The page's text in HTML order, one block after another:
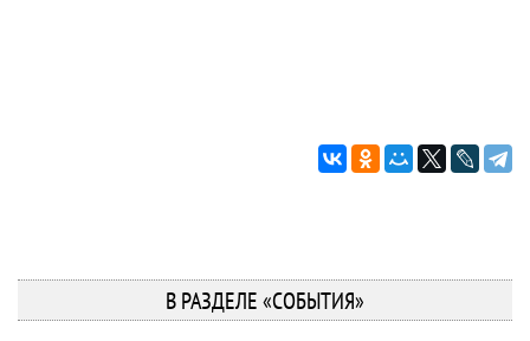
В РАЗДЕЛЕ «СОБЫТИЯ»